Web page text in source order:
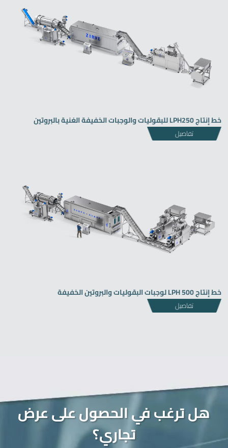
خط إنتاج LPH250 للبقوليات والوجبات الخفيفة الغنية بالبروتين
تفاصيل
خط إنتاج LPH 500 لوجبات البقوليات والبروتين الخفيفة
تفاصيل
هل ترغب في الحصول على عرض
تجاري؟